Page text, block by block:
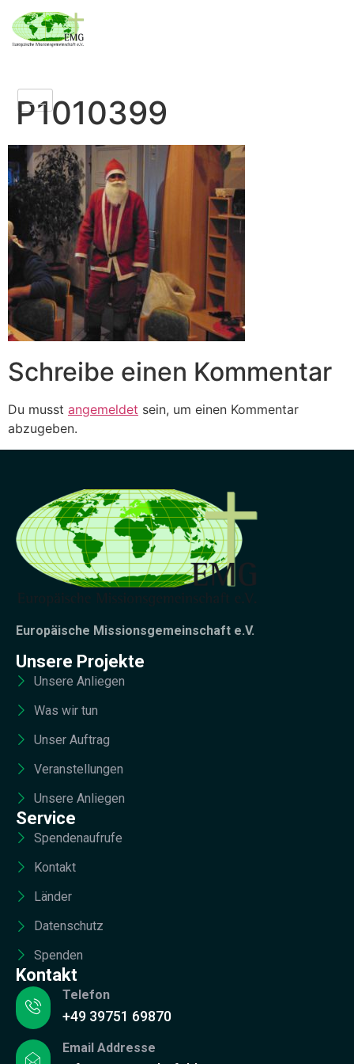
P1010399
Schreibe einen Kommentar
Du musst angemeldet sein, um einen Kommentar
abzugeben.
Europäische Missionsgemeinschaft e.V.
Unsere Projekte
Unsere Anliegen
Was wir tun
Unser Auftrag
Veranstellungen
Unsere Anliegen
Service
Spendenaufrufe
Kontakt
Länder
Datenschutz
Spenden
Kontakt
Telefon
+49 39751 69870
Email Addresse